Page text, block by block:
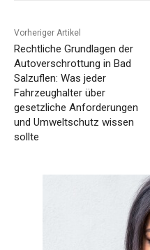
Vorheriger Artikel
Rechtliche Grundlagen der
Autoverschrottung in Bad
Salzuflen: Was jeder
Fahrzeughalter über
gesetzliche Anforderungen
und Umweltschutz wissen
sollte